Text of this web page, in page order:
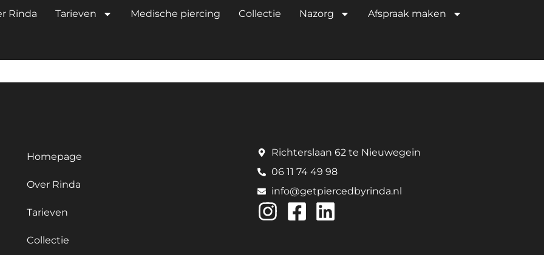
Rinda Tarieven Medische piercing Collectie Nazorg Afspraak maken
IMPLANT GRADE
Homepage
Over Rinda
Tarieven
Collectie
Richterslaan 62 te Nieuwegein
06 11 74 49 98
info@getpiercedbyrinda.nl